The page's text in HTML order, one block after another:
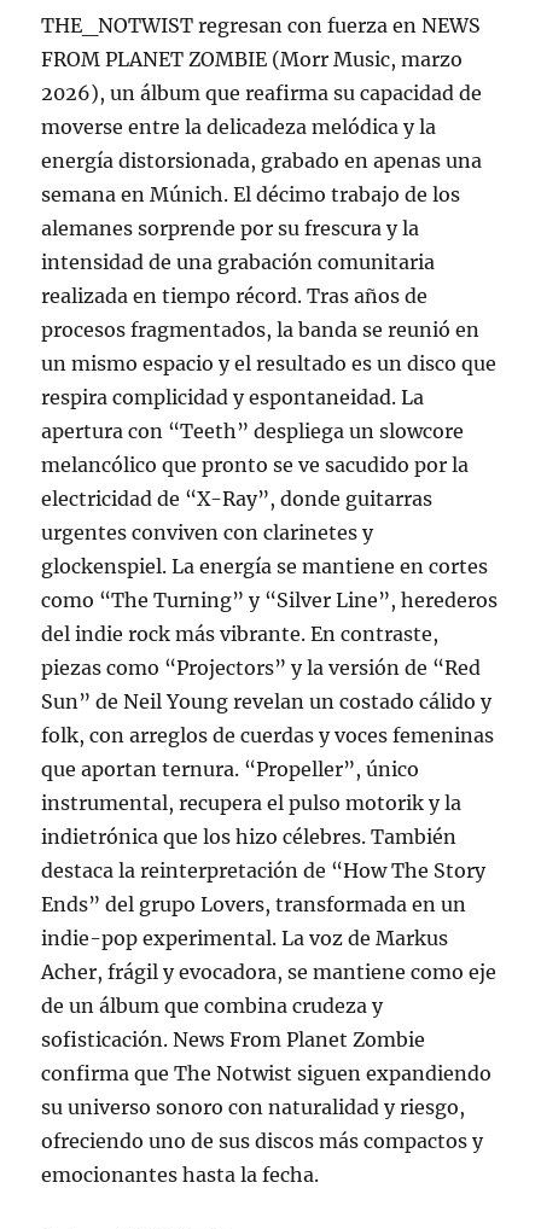
THE_NOTWIST regresan con fuerza en NEWS
FROM PLANET ZOMBIE (Morr Music, marzo
2026), un álbum que reafirma su capacidad de
moverse entre la delicadeza melódica y la
energía distorsionada, grabado en apenas una
semana en Múnich. El décimo trabajo de los
alemanes sorprende por su frescura y la
intensidad de una grabación comunitaria
realizada en tiempo récord. Tras años de
procesos fragmentados, la banda se reunió en
un mismo espacio y el resultado es un disco que
respira complicidad y espontaneidad. La
apertura con “Teeth” despliega un slowcore
melancólico que pronto se ve sacudido por la
electricidad de “X-Ray”, donde guitarras
urgentes conviven con clarinetes y
glockenspiel. La energía se mantiene en cortes
como “The Turning” y “Silver Line”, herederos
del indie rock más vibrante. En contraste,
piezas como “Projectors” y la versión de “Red
Sun” de Neil Young revelan un costado cálido y
folk, con arreglos de cuerdas y voces femeninas
que aportan ternura. “Propeller”, único
instrumental, recupera el pulso motorik y la
indietrónica que los hizo célebres. También
destaca la reinterpretación de “How The Story
Ends” del grupo Lovers, transformada en un
indie-pop experimental. La voz de Markus
Acher, frágil y evocadora, se mantiene como eje
de un álbum que combina crudeza y
sofisticación. News From Planet Zombie
confirma que The Notwist siguen expandiendo
su universo sonoro con naturalidad y riesgo,
ofreciendo uno de sus discos más compactos y
emocionantes hasta la fecha.